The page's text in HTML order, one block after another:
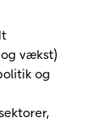
vækst)
og